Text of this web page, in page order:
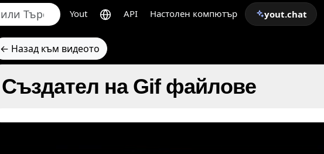
Yout API Настолен компютър yout.chat
← Назад към видеото
Създател на Gif файлове